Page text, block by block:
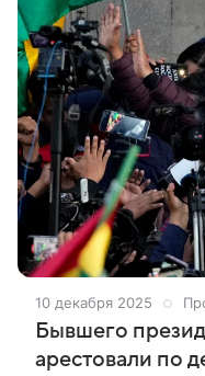
10 декабря 2025
Бывшего
арестовали по